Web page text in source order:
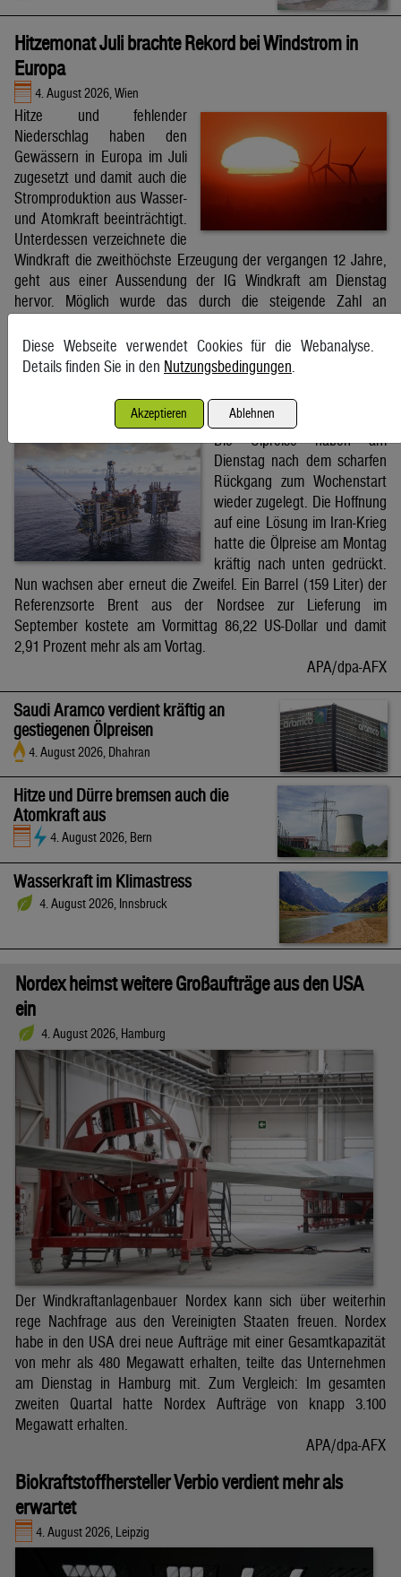
Hitzemonat Juli brachte Rekord bei Windstrom in
Europa
4. August 2026, Wien
Hitze und fehlender
Niederschlag haben den
Gewässern in Europa im Juli
zugesetzt und damit auch die
Stromproduktion aus Wasser-
und Atomkraft beeinträchtigt.
Unterdessen verzeichnete die
Windkraft die zweithöchste Erzeugung der vergangen 12 Jahre,
geht aus einer Aussendung der IG Windkraft am Dienstag
hervor. Möglich wurde das durch die steigende Zahl an
APA
Brent-Ölpreis steigt auf 86,22 US-Dollar
4. August 2026, Wien
Die Ölpreise haben am
Dienstag nach dem scharfen
Rückgang zum Wochenstart
wieder zugelegt. Die Hoffnung
auf eine Lösung im Iran-Krieg
hatte die Ölpreise am Montag
kräftig nach unten gedrückt.
Nun wachsen aber erneut die Zweifel. Ein Barrel (159 Liter) der
Referenzsorte Brent aus der Nordsee zur Lieferung im
September kostete am Vormittag 86,22 US-Dollar und damit
2,91 Prozent mehr als am Vortag.
APA/dpa-AFX
Saudi Aramco verdient kräftig an
gestiegenen Ölpreisen
4. August 2026, Dhahran
Hitze und Dürre bremsen auch die
Atomkraft aus
4. August 2026, Bern
Wasserkraft im Klimastress
4. August 2026, Innsbruck
Nordex heimst weitere Großaufträge aus den USA
ein
4. August 2026, Hamburg
Der Windkraftanlagenbauer Nordex kann sich über weiterhin
rege Nachfrage aus den Vereinigten Staaten freuen. Nordex
habe in den USA drei neue Aufträge mit einer Gesamtkapazität
von mehr als 480 Megawatt erhalten, teilte das Unternehmen
am Dienstag in Hamburg mit. Zum Vergleich: Im gesamten
zweiten Quartal hatte Nordex Aufträge von knapp 3.100
Megawatt erhalten.
APA/dpa-AFX
Biokraftstoffhersteller Verbio verdient mehr als
erwartet
4. August 2026, Leipzig
Diese Webseite verwendet Cookies für die Webanalyse.
Details finden Sie in den Nutzungsbedingungen.
Akzeptieren Ablehnen